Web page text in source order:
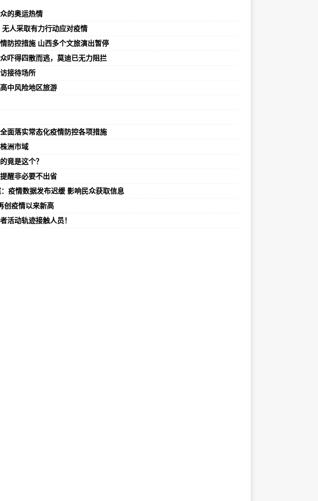
的奥运热情
人采取有力行动应对疫情
防控措施 山西多个文旅演出暂停
吓得四散而逃，莫迪已无力阻拦
接待场所
中风险地区旅游
面落实常态化疫情防控各项措施
洲市域
竟是这个？
醒非必要不出省
疫情数据发布迟缓 影响民众获取信息
创疫情以来新高
活动轨迹接触人员！